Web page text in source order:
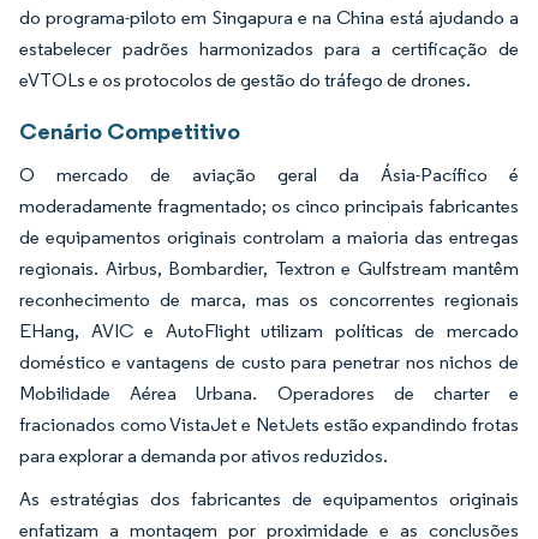
do programa-piloto em Singapura e na China está ajudando a
estabelecer padrões harmonizados para a certificação de
eVTOLs e os protocolos de gestão do tráfego de drones.
Cenário Competitivo
O mercado de aviação geral da Ásia-Pacífico é
moderadamente fragmentado; os cinco principais fabricantes
de equipamentos originais controlam a maioria das entregas
regionais. Airbus, Bombardier, Textron e Gulfstream mantêm
reconhecimento de marca, mas os concorrentes regionais
EHang, AVIC e AutoFlight utilizam políticas de mercado
doméstico e vantagens de custo para penetrar nos nichos de
Mobilidade Aérea Urbana. Operadores de charter e
fracionados como VistaJet e NetJets estão expandindo frotas
para explorar a demanda por ativos reduzidos.
As estratégias dos fabricantes de equipamentos originais
enfatizam a montagem por proximidade e as conclusões